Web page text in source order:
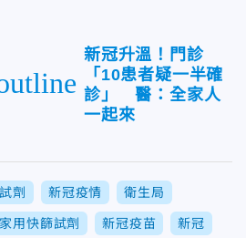
新冠升溫！門診
「10患者疑一半確
診」 醫：全家人
一起來
劑 新冠疫情 衛生局
家用快篩試劑 新冠疫苗 新冠